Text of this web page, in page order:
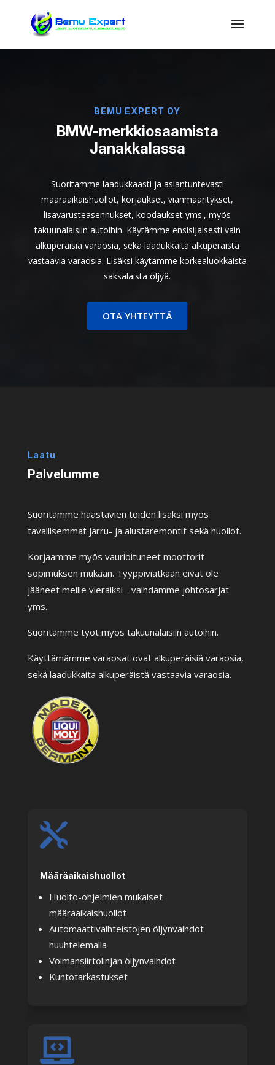
BEMU EXPERT OY
BMW-merkkiosaamista
Janakkalassa
Suoritamme laadukkaasti ja asiantuntevasti
määräaikaishuollot, korjaukset, vianmääritykset,
lisävarusteasennukset, koodaukset yms., myös
takuunalaisiin autoihin. Käytämme ensisijaisesti vain
alkuperäisiä varaosia, sekä laadukkaita alkuperäistä
vastaavia varaosia. Lisäksi käytämme korkealuokkaista
saksalaista öljyä.
OTA YHTEYTTÄ
Laatu
Palvelumme
Suoritamme haastavien töiden lisäksi myös
tavallisemmat jarru- ja alustaremontit sekä huollot.
Korjaamme myös vaurioituneet moottorit
sopimuksen mukaan. Tyyppiviatkaan eivät ole
jääneet meille vieraiksi - vaihdamme johtosarjat
yms.
Suoritamme työt myös takuunalaisiin autoihin.
Käyttämämme varaosat ovat alkuperäisiä varaosia,
sekä laadukkaita alkuperäistä vastaavia varaosia.

Määräaikaishuollot
Huolto-ohjelmien mukaiset
määräaikaishuollot
Automaattivaihteistojen öljynvaihdot
huuhtelemalla
Voimansiirtolinjan öljynvaihdot
Kuntotarkastukset
